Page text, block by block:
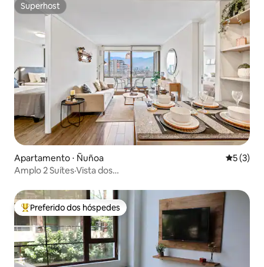
Superhost
Superhost
Apartamento ⋅ Ñuñoa 5 de
5 (3)
Amplo 2 Suítes·Vista dos
Entre os melhores preferidos dos hóspedes
Preferido dos hóspedes